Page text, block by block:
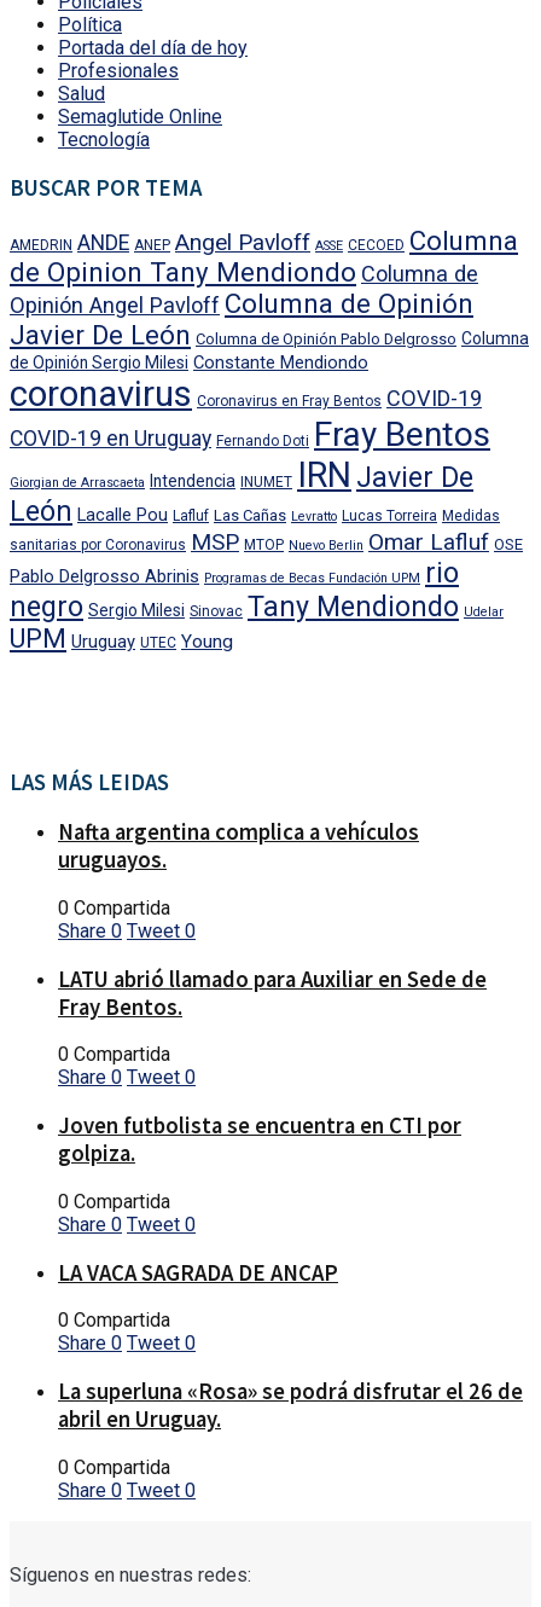
Política
Portada del día de hoy
Profesionales
Salud
Semaglutide Online
Tecnología
BUSCAR POR TEMA
AMEDRIN ANDE ANEP Angel Pavloff ASSE CECOED Columna
de Opinion Tany Mendiondo Columna de
Opinión Angel Pavloff Columna de Opinión
Javier De León Columna de Opinión Pablo Delgrosso Columna
de Opinión Sergio Milesi Constante Mendiondo
coronavirus Coronavirus en Fray Bentos COVID-19
COVID-19 en Uruguay Fernando Doti Fray Bentos
Giorgian de Arrascaeta Intendencia INUMET IRN Javier De
León Lacalle Pou Lafluf Las Cañas Levratto Lucas Torreira Medidas
sanitarias por Coronavirus MSP MTOP Nuevo Berlin Omar Lafluf OSE
Pablo Delgrosso Abrinis Programas de Becas Fundación UPM rio
negro Sergio Milesi Sinovac Tany Mendiondo Udelar
UPM Uruguay UTEC Young
LAS MÁS LEIDAS
Nafta argentina complica a vehículos
uruguayos.
0 Compartida
Share 0 Tweet 0
LATU abrió llamado para Auxiliar en Sede de
Fray Bentos.
0 Compartida
Share 0 Tweet 0
Joven futbolista se encuentra en CTI por
golpiza.
0 Compartida
Share 0 Tweet 0
LA VACA SAGRADA DE ANCAP
0 Compartida
Share 0 Tweet 0
La superluna «Rosa» se podrá disfrutar el 26 de
abril en Uruguay.
0 Compartida
Share 0 Tweet 0
Síguenos en nuestras redes: